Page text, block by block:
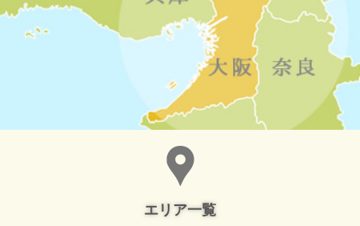
エリア一覧